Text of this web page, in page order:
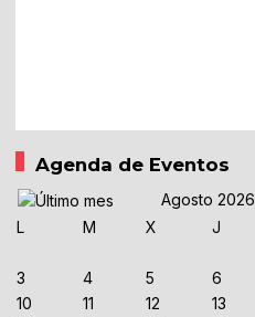
Agenda de Eventos
Agosto 2026
L
M X J
3
4 5 6
10
11 12 13